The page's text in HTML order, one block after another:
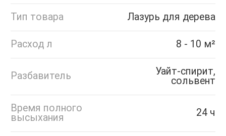
Тип товара Лазурь для дерева
Расход л 8 - 10 м²
Разбавитель
Уайт-спирит,
сольвент
Время полного
высыхания
24 ч